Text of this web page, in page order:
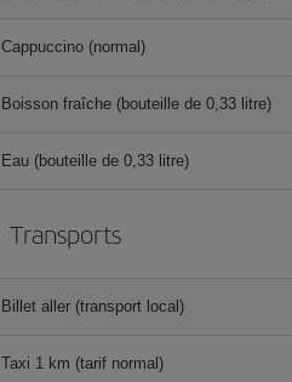
Cappuccino (normal)
Boisson fraîche (bouteille de 0,33 litre)
Eau (bouteille de 0,33 litre)
Transports
Billet aller (transport local)
Taxi 1 km (tarif normal)